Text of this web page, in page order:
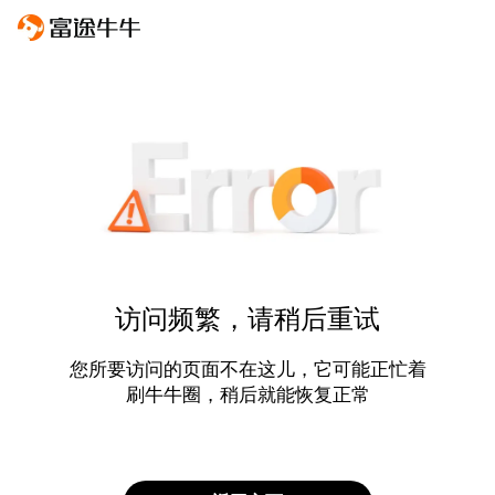
访问频繁，请稍后重试
您所要访问的页面不在这儿，它可能正忙着
刷牛牛圈，稍后就能恢复正常